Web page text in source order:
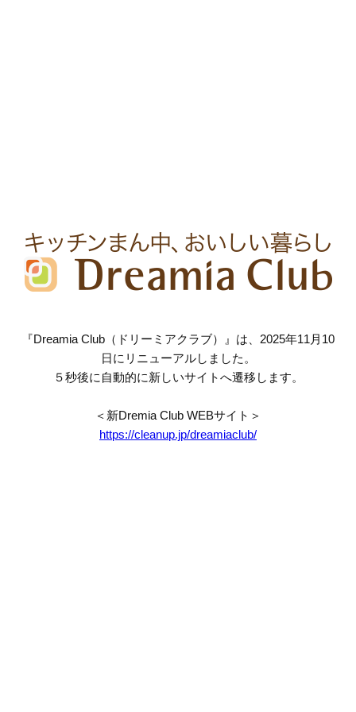
『Dreamia Club（ドリーミアクラブ）』は、2025年11月10
日にリニューアルしました。
５秒後に自動的に新しいサイトへ遷移します。
＜新Dremia Club WEBサイト＞
https://cleanup.jp/dreamiaclub/